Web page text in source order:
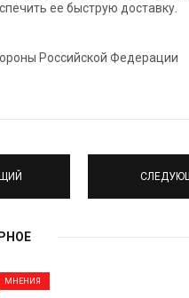
ее быструю доставку.
Российской Федерации
МНЕНИЯ